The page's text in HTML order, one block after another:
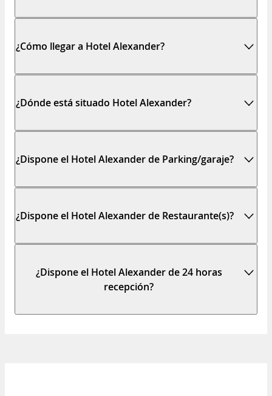
¿Cómo llegar a Hotel Alexander?
¿Dónde está situado Hotel Alexander?
¿Dispone el Hotel Alexander de Parking/garaje?
¿Dispone el Hotel Alexander de Restaurante(s)?
¿Dispone el Hotel Alexander de 24 horas
recepción?